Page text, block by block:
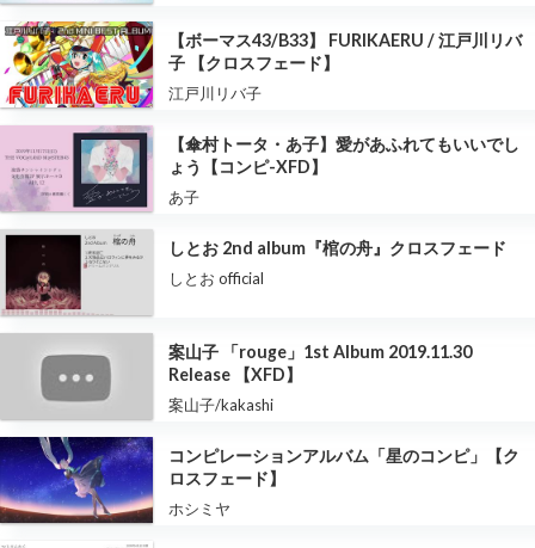
【ボーマス43/B33】 FURIKAERU / 江戸川リバ
子 【クロスフェード】
江戸川リバ子
【傘村トータ・あ子】愛があふれてもいいでし
ょう【コンピ-XFD】
あ子
しとお 2nd album『棺の舟』クロスフェード
しとお official
案山子 「rouge」1st Album 2019.11.30
Release 【XFD】
案山子/kakashi
コンピレーションアルバム「星のコンピ」【ク
ロスフェード】
ホシミヤ